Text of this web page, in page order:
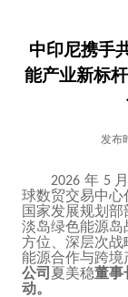
中印尼携手
能产业新标
发布
2026 年 5 月
球数贸交易中心
国家发展规划
淡岛绿色能源岛
方位、深层次
能源合作与跨境
公司 夏美稳董事
动。